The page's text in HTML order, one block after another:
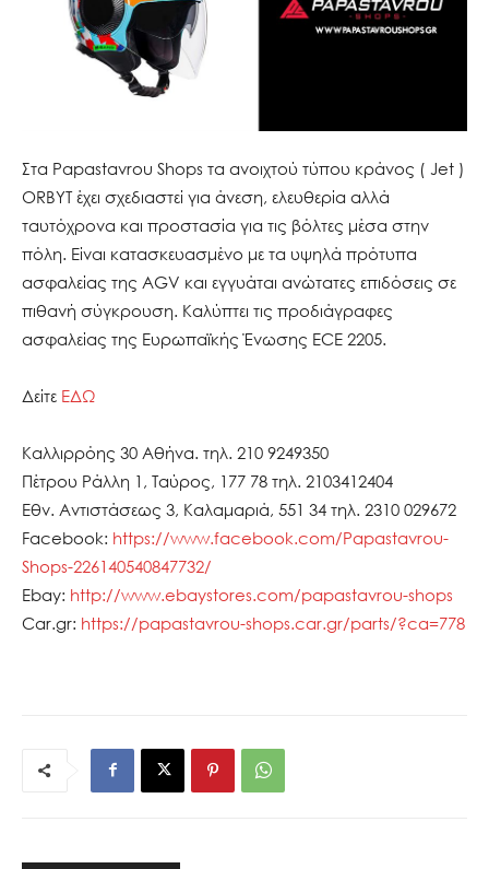
Στα Papastavrou Shops τα ανοιχτού τύπου κράνος ( Jet )
ORBYT έχει σχεδιαστεί για άνεση, ελευθερία αλλά
ταυτόχρονα και προστασία για τις βόλτες μέσα στην
πόλη. Είναι κατασκευασμένο με τα υψηλά πρότυπα
ασφαλείας της AGV και εγγυάται ανώτατες επιδόσεις σε
πιθανή σύγκρουση. Καλύπτει τις προδιάγραφες
ασφαλείας της Ευρωπαϊκής Ένωσης ECE 2205.
Δείτε ΕΔΩ
Καλλιρρόης 30 Αθήνα. τηλ. 210 9249350
Πέτρου Ράλλη 1, Ταύρος, 177 78 τηλ. 2103412404
Εθν. Αντιστάσεως 3, Καλαμαριά, 551 34 τηλ. 2310 029672
Facebook: https://www.facebook.com/Papastavrou-
Shops-226140540847732/
Ebay: http://www.ebaystores.com/papastavrou-shops
Car.gr: https://papastavrou-shops.car.gr/parts/?ca=778